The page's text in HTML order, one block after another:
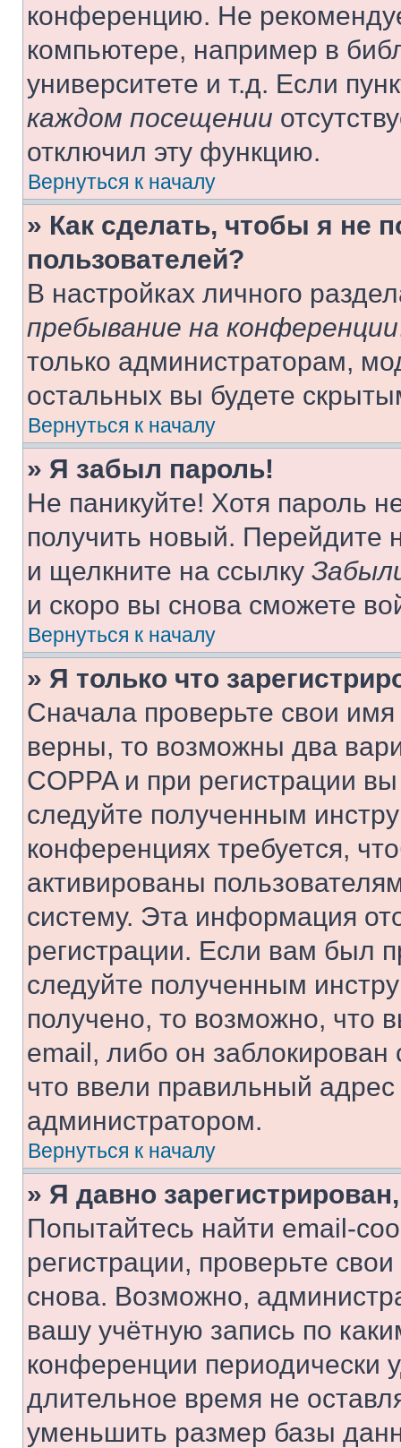
конференцию. Не
компьютере, например в
университете и т.д. Если
каждом посещении
отключил эту функцию.
Вернуться к началу
» Как сделать, чтобы я не
пользователей?
В настройках личного
пребывание на конференции
только администраторам,
остальных вы будете
Вернуться к началу
» Я забыл пароль!
Не паникуйте! Хотя пароль
получить новый. Перейдите
и щелкните на ссылку
и скоро вы снова сможете
Вернуться к началу
» Я только что
Сначала проверьте свои
верны, то возможны два
COPPA и при регистрации
следуйте полученным
конференциях требуется,
активированы
систему. Эта информация
регистрации. Если вам был
следуйте полученным
получено, то возможно, что
email, либо он
что ввели правильный адрес
администратором.
Вернуться к началу
» Я давно
Попытайтесь найти email-
регистрации, проверьте
снова. Возможно,
вашу учётную запись по
конференции периодически
длительное время не
уменьшить размер базы